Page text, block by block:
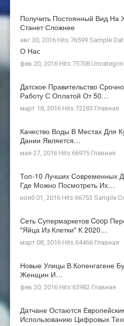
Получить Постоянный Вид На
Станет Сложнее
авг 30, 2016 Hits:76599 Sample
О Нас
фев 20, 2016 Hits:75708
Датское Правительство
Работу С Оплатой От 50…
март 18, 2016 Hits:72283 Главная
Качество Воды В Местах Для
Дании Является…
мая 27, 2016 Hits:66975 Главная
Топ-10 Лучших Современных
Где Можно Посмотреть Их…
нояб 01, 2016 Hits:66753 Sample
Сеть Супермаркетов Coop
"яйца Из Клетки" К 2020…
март 08, 2016 Hits:64466 Главная
Новые Улицы В Копенгагене
Женщин И…
фев 20, 2016 Hits:63982 Главная
Датчане Остаются
Использованию Цифровых